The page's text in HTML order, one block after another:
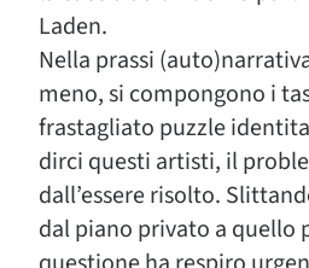
Laden.
Nella prassi
meno, si compongono i
frastagliato puzzle
dirci questi artisti, il
dall’essere risolto.
dal piano privato a quello